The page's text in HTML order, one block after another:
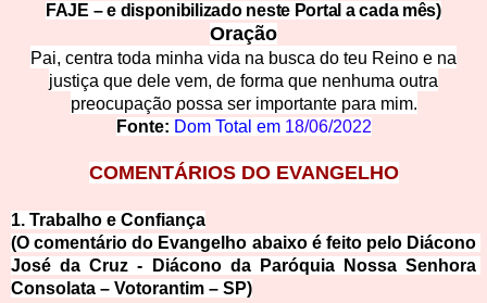
FAJE – e disponibilizado neste Portal a cada mês)
Oração
Pai, centra toda minha vida na busca do teu Reino e na
justiça que dele vem, de forma que nenhuma outra
preocupação possa ser importante para mim.
Fonte: Dom Total em 18/06/2022
COMENTÁRIOS DO EVANGELHO
1. Trabalho e Confiança
(O comentário do Evangelho abaixo é feito pelo Diácono
José da Cruz - Diácono da Paróquia Nossa Senhora
Consolata – Votorantim – SP)